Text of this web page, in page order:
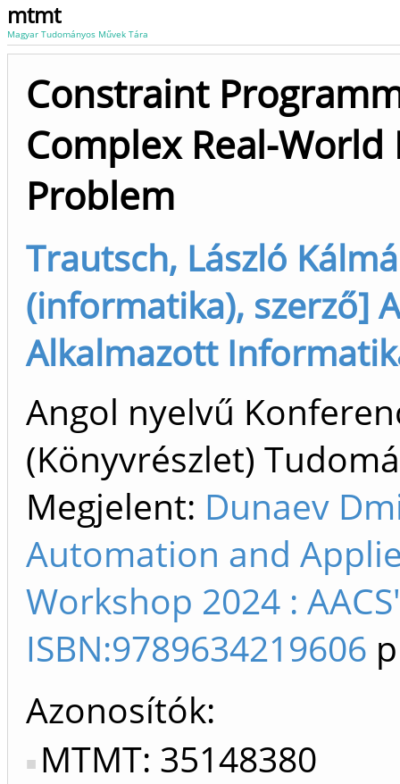
mtmt
Magyar Tudományos Művek Tára
Constraint
Complex Real-World
Problem
Trautsch, László
(informatika), szerző]
Alkalmazott
Angol nyelvű
(Könyvrészlet)
Megjelent: Dunaev
Automation and
Workshop 2024 :
ISBN:9789634219606
Azonosítók
MTMT: 35148380